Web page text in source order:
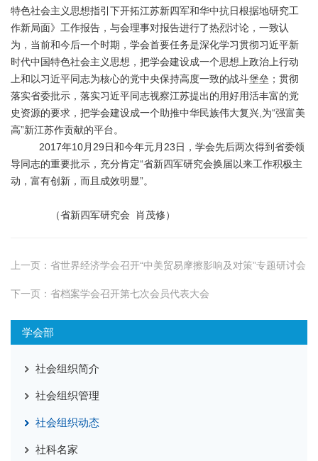
特色社会主义思想指引下开拓江苏新四军和华中抗日根据地研究工
作新局面》工作报告，与会理事对报告进行了热烈讨论，一致认
为，当前和今后一个时期，学会首要任务是深化学习贯彻习近平新
时代中国特色社会主义思想，把学会建设成一个思想上政治上行动
上和以习近平同志为核心的党中央保持高度一致的战斗堡垒；贯彻
落实省委批示，落实习近平同志视察江苏提出的用好用活丰富的党
史资源的要求，把学会建设成一个助推中华民族伟大复兴,为“强富美
高”新江苏作贡献的平台。
2017年10月29日和今年元月23日，学会先后两次得到省委领
导同志的重要批示，充分肯定“省新四军研究会换届以来工作积极主
动，富有创新，而且成效明显”。
（省新四军研究会 肖茂修）
上一页： 省世界经济学会召开“中美贸易摩擦影响及对策”专题研讨会
下一页： 省档案学会召开第七次会员代表大会
学会部
社会组织简介
社会组织管理
社会组织动态
社科名家